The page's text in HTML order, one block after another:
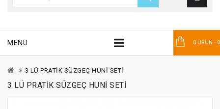
0 ÜRÜN -
MENU
3 LÜ PRATİK SÜZGEÇ HUNİ SETİ
3 LÜ PRATİK SÜZGEÇ HUNİ SETİ